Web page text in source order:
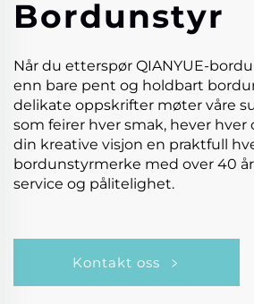
Bordunstyr
Når du etterspør QIANYUE-
enn bare pent og holdbart
delikate oppskrifter møter våre
som feirer hver smak, hever hver
din kreative visjon en praktfull
bordunstyrmerke med over 40
service og pålitelighet.
Kontakt oss